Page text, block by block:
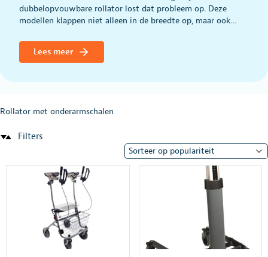
dubbelopvouwbare rollator lost dat probleem op. Deze
modellen klappen niet alleen in de breedte op, maar ook…
Lees meer
Rollator met onderarmschalen
Filters